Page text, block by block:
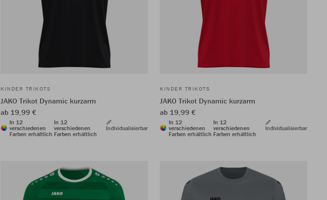
KINDER TRIKOTS
JAKO Trikot Dynamic kurzarm
ab 19,99 €
In 12
verschiedenen
Farben erhältlich
In 12
verschiedenen
Farben erhältlich
Individualisierbar
KINDER TRIKOTS
JAKO Trikot Dynamic kurzarm
ab 19,99 €
In 12
verschiedenen
Farben erhältlich
In 12
verschiedenen
Farben erhältlich
Individualisierbar